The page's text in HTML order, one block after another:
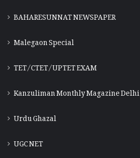
BAHARESUNNAT NEWSPAPER
Malegaon Special
TET/CTET/UPTET EXAM
Kanzuliman Monthly Magazine Delhi
Urdu Ghazal
UGC NET